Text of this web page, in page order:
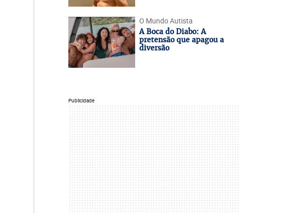
O Mundo Autista
A Boca do Diabo: A
pretensão que apagou a
diversão
Publicidade